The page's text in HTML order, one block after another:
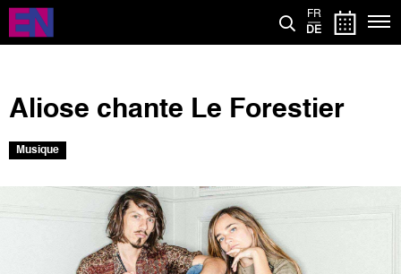
Direkt
zum
Inhalt
FR
DE
Aliose chante Le Forestier
Musique